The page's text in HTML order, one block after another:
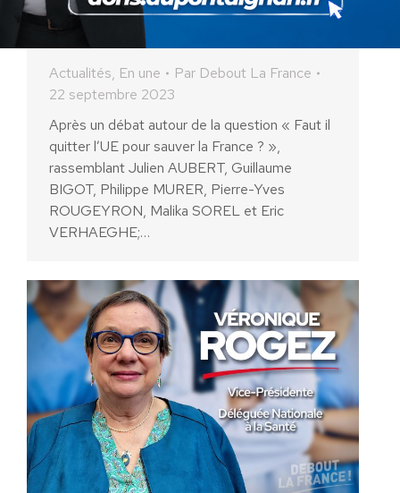
européen pour une France libre
au service d’un monde libre !
Actualités, En une Par Debout La France
22 septembre 2023
Après un débat autour de la question « Faut il
quitter l’UE pour sauver la France ? »,
rassemblant Julien AUBERT, Guillaume
BIGOT, Philippe MURER, Pierre-Yves
ROUGEYRON, Malika SOREL et Eric
VERHAEGHE;…